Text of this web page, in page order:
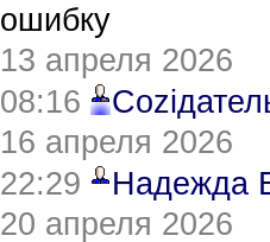
ошибку
13 апреля 2026
08:16
16 апреля 2026
22:29
Надежда
20 апреля 2026